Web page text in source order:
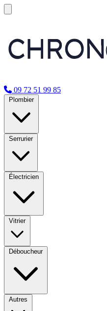
09 72 51 99 85
Plombier
Serrurier
Électricien
Vitrier
Déboucheur
Autres